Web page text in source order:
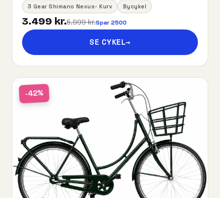
3 Gear Shimano Nexus- Kurv Bycykel
3.499 kr.5.999 kr.Spar 2500
SE CYKEL→
-42%